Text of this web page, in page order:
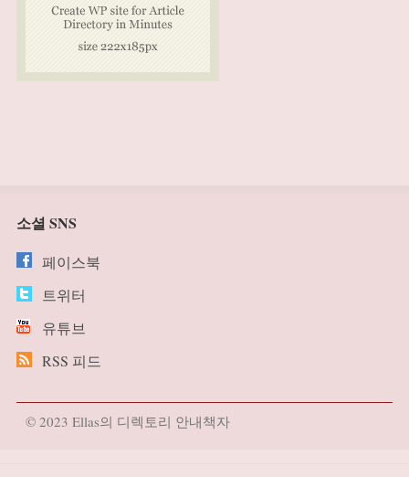
소셜 SNS
페이스북
트위터
유튜브
RSS 피드
© 2023 Ellas의 디렉토리 안내책자